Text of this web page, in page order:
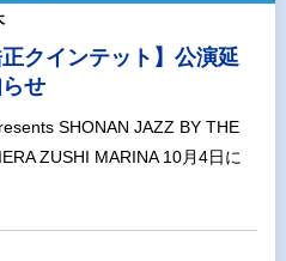
正クインテット】公演延
せ
SHONAN JAZZ BY THE
ZUSHI MARINA 10月4日に